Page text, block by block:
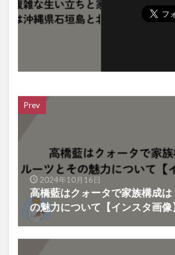
Prev
2024年10月16日
高橋藍はクォータで家族構成は
の魅力について【インスタ画像